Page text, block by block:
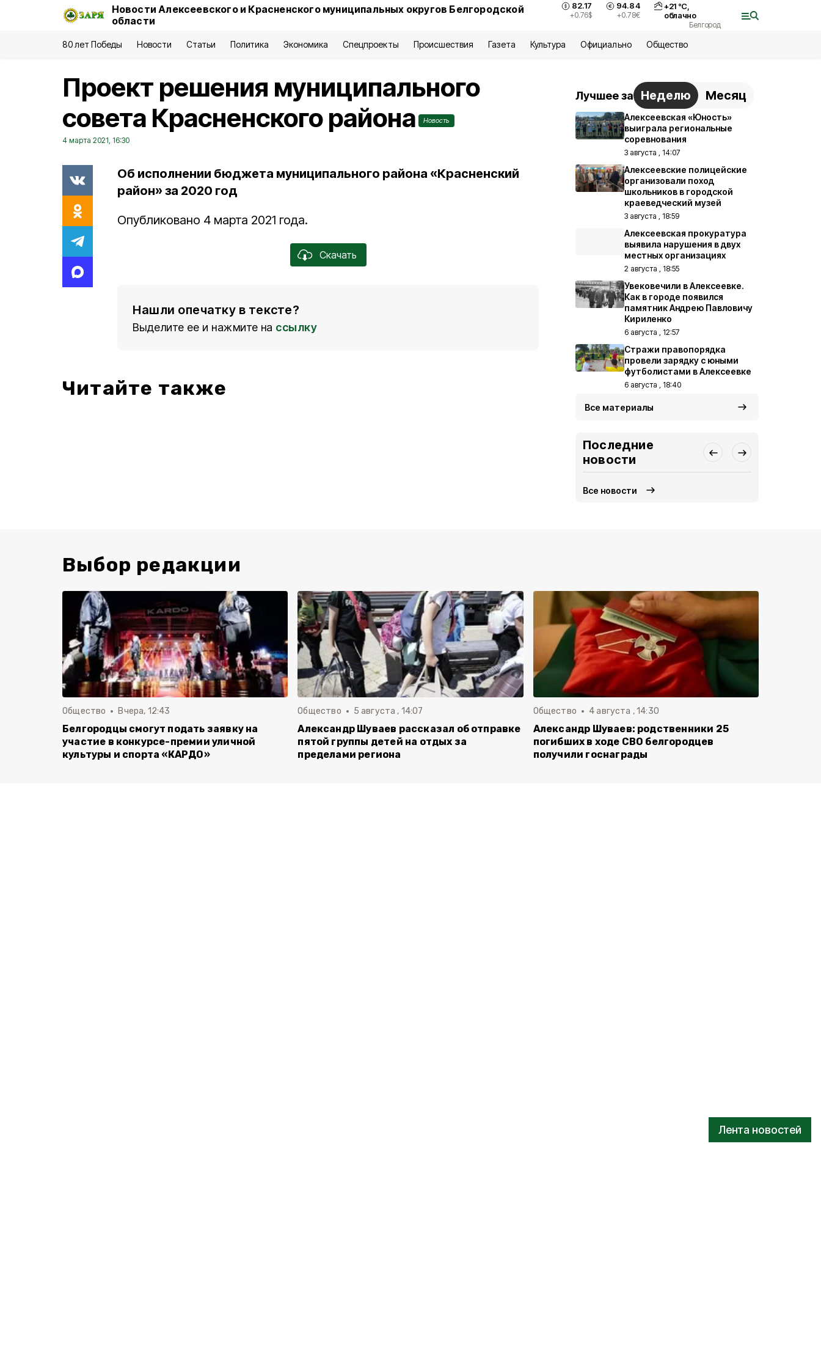
Новости Алексеевского и Красненского муниципальных округов Белгородской
области
82.17
+0.76$
94.84
+0.78€
+21°С,
облачно
Белгород
80 лет Победы Новости Статьи Политика Экономика Спецпроекты Происшествия Газета Культура Официально Общество
Лента новостей
Проект решения муниципального
совета Красненского района
Новость
4 марта 2021, 16:30
Об исполнении бюджета муниципального района «Красненский
район» за 2020 год
Опубликовано 4 марта 2021 года.
Скачать
Нашли опечатку в тексте?
Выделите ее и нажмите на ссылку
Читайте также
Лучшее за Неделю Месяц
Алексеевская «Юность»
выиграла региональные
соревнования
3 августа , 14:07
Алексеевские полицейские
организовали поход
школьников в городской
краеведческий музей
3 августа , 18:59
Алексеевская прокуратура
выявила нарушения в двух
местных организациях
2 августа , 18:55
Увековечили в Алексеевке.
Как в городе появился
памятник Андрею Павловичу
Кириленко
6 августа , 12:57
Стражи правопорядка
провели зарядку с юными
футболистами в Алексеевке
6 августа , 18:40
Все материалы
Последние
новости
Все новости
Выбор редакции
Общество Вчера, 12:43
Белгородцы смогут подать заявку на
участие в конкурсе-премии уличной
культуры и спорта «КАРДО»
Общество 5 августа , 14:07
Александр Шуваев рассказал об отправке
пятой группы детей на отдых за
пределами региона
Общество 4 августа , 14:30
Александр Шуваев: родственники 25
погибших в ходе СВО белгородцев
получили госнаграды